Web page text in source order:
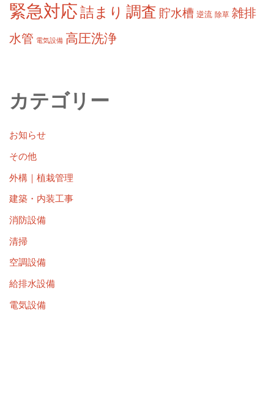
緊急対応詰まり 調査 貯水槽 逆流 除草 雑排
水管 電気設備 高圧洗浄
カテゴリー
お知らせ
その他
外構｜植栽管理
建築・内装工事
消防設備
清掃
空調設備
給排水設備
電気設備